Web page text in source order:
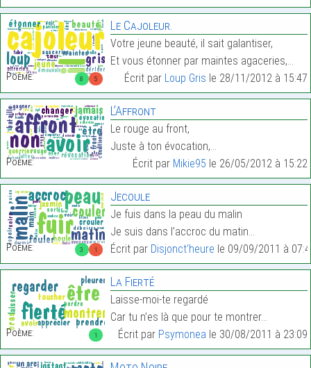
8 5
Poème:
Le Cajoleur.
Votre jeune beauté, il sait galantiser,
Et vous étonner par maintes agaceries,…
Écrit par Loup Gris le 28/11/2012 à 15:47
Poème:
L’Affront
Le rouge au front,
Juste à ton évocation,…
Écrit par Mikie95 le 26/05/2012 à 15:22
3 1
Poème:
Jecoule
Je fuis dans la peau du malin
Je suis dans l’accroc du matin…
Écrit par Disjonct'heure le 09/09/2011 à
1
Poème:
La Fierté
Laisse-moi-te regardé
Car tu n’es là que pour te montrer…
Écrit par Psymonea le 30/08/2011 à 23:09